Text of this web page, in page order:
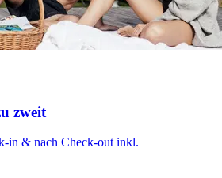
zweit
in & nach Check-out inkl.